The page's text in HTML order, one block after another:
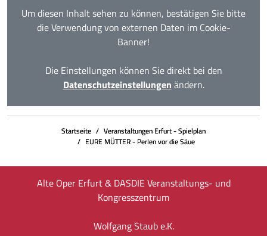
Um diesen Inhalt sehen zu können, bestätigen Sie bitte
die Verwendung von externen Daten im Cookie-
Banner!
Die Einstellungen können Sie direkt bei den
Datenschutzeinstellungen ändern.
Startseite
Veranstaltungen Erfurt - Spielplan
EURE MÜTTER - Perlen vor die Säue
Alte Oper Erfurt & DASDIE Veranstaltungs- und
Kongresszentrum
Wolfgang Staub e.K.